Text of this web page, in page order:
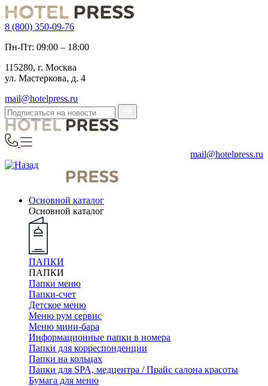
8 (800) 350-09-76
Пн-Пт: 09:00 – 18:00
115280, г. Москва
ул. Мастеркова, д. 4
mail@hotelpress.ru
mail@hotelpress.ru
Основной каталог
Основной каталог
ПАПКИ
ПАПКИ
Папки меню
Папки-счет
Детское меню
Меню рум сервис
Меню мини-бара
Информационные папки в номера
Папки для корреспонденции
Папки на кольцах
Папки для SPA, медцентра / Прайс салона красоты
Бумага для меню